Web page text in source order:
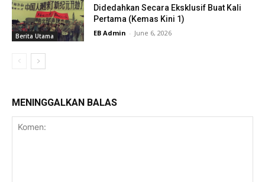
Berita Utama
Didedahkan Secara Eksklusif Buat Kali
Pertama (Kemas Kini 1)
EB Admin - June 6, 2026
MENINGGALKAN BALAS